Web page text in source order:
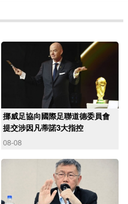
挪威足協向國際足聯道德委員會
提交涉因凡蒂諾3大指控
08-08